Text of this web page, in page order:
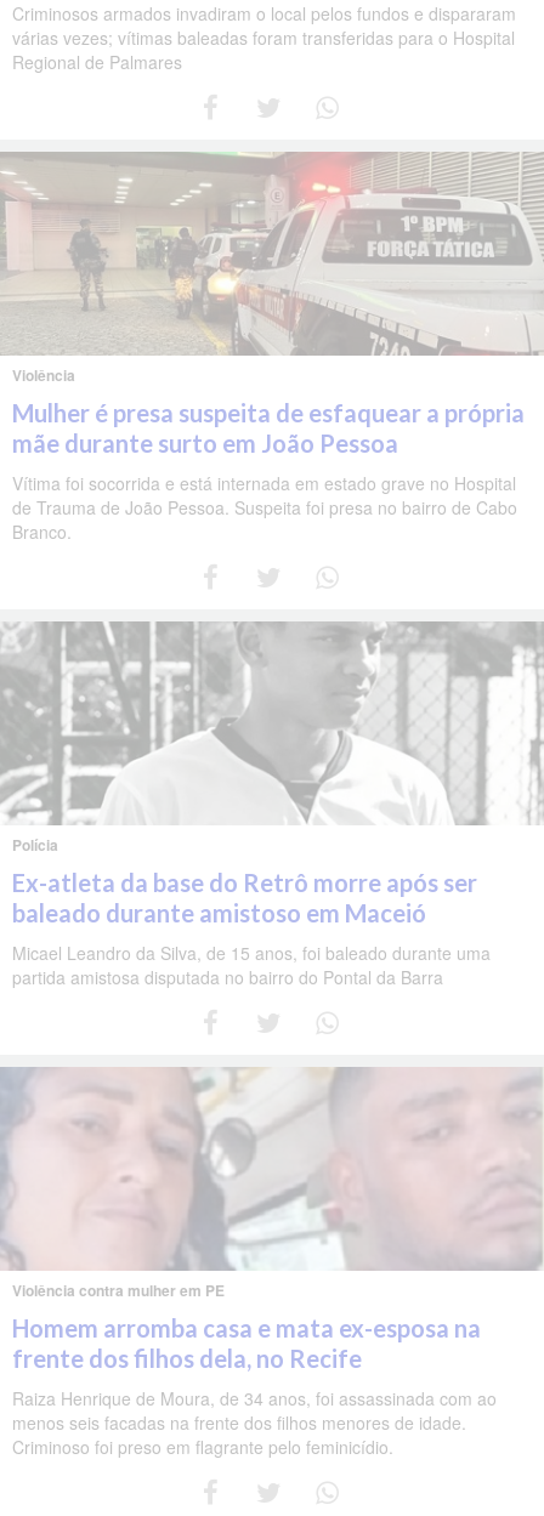
Criminosos armados invadiram o local pelos fundos e dispararam
várias vezes; vítimas baleadas foram transferidas para o Hospital
Regional de Palmares
Violência
Mulher é presa suspeita de esfaquear a própria
mãe durante surto em João Pessoa
Vítima foi socorrida e está internada em estado grave no Hospital
de Trauma de João Pessoa. Suspeita foi presa no bairro de Cabo
Branco.
Polícia
Ex-atleta da base do Retrô morre após ser
baleado durante amistoso em Maceió
Micael Leandro da Silva, de 15 anos, foi baleado durante uma
partida amistosa disputada no bairro do Pontal da Barra
Violência contra mulher em PE
Homem arromba casa e mata ex-esposa na
frente dos filhos dela, no Recife
Raiza Henrique de Moura, de 34 anos, foi assassinada com ao
menos seis facadas na frente dos filhos menores de idade.
Criminoso foi preso em flagrante pelo feminicídio.